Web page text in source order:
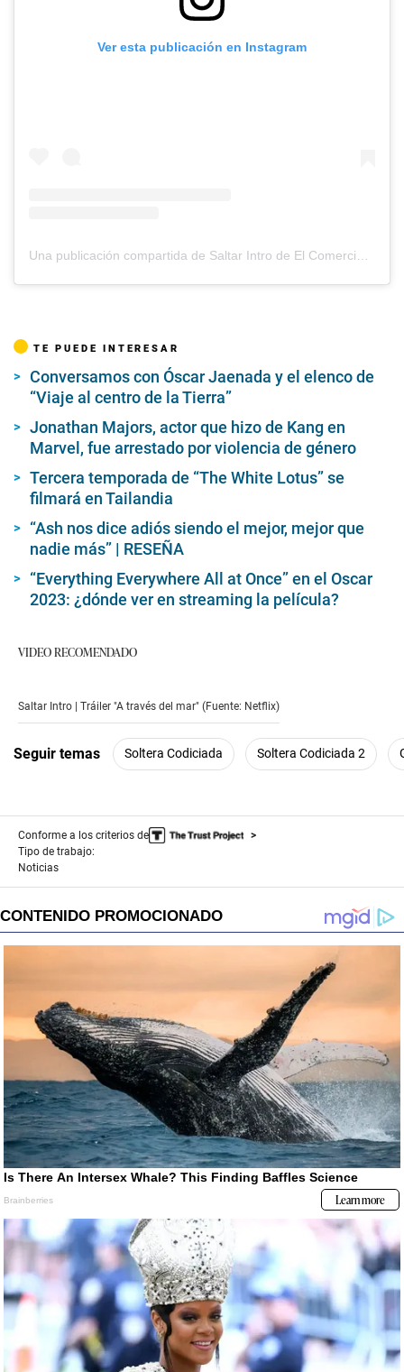
Ver esta publicación en Instagram
TE PUEDE INTERESAR
Conversamos con Óscar Jaenada y el elenco de
“Viaje al centro de la Tierra”
Jonathan Majors, actor que hizo de Kang en
Marvel, fue arrestado por violencia de género
Tercera temporada de “The White Lotus” se
filmará en Tailandia
“Ash nos dice adiós siendo el mejor, mejor que
nadie más” | RESEÑA
“Everything Everywhere All at Once” en el Oscar
2023: ¿dónde ver en streaming la película?
VIDEO RECOMENDADO
Saltar Intro | Tráiler "A través del mar" (Fuente: Netflix)
Seguir temas Soltera Codiciada Soltera Codiciada 2
Conforme a los criterios de
Tipo de trabajo:
Noticias